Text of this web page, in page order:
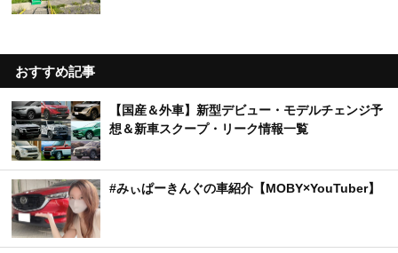
おすすめ記事
【国産＆外車】新型デビュー・モデルチェンジ予
想＆新車スクープ・リーク情報一覧
#みぃぱーきんぐの車紹介【MOBY×YouTuber】